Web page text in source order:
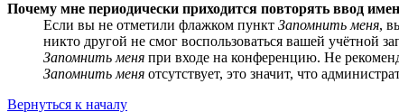
Почему мне периодически приходится повторять ввод
Если вы не отметили флажком пункт Запомнить меня,
никто другой не смог воспользоваться вашей учётной
Запомнить меня при входе на конференцию. Не
Запомнить меня отсутствует, это значит, что
Вернуться к началу